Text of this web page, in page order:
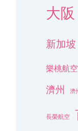
大阪
新加坡
樂桃航空
濟州 濟
長榮航空